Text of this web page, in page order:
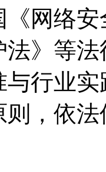
网络
法》等
与行业
则，依